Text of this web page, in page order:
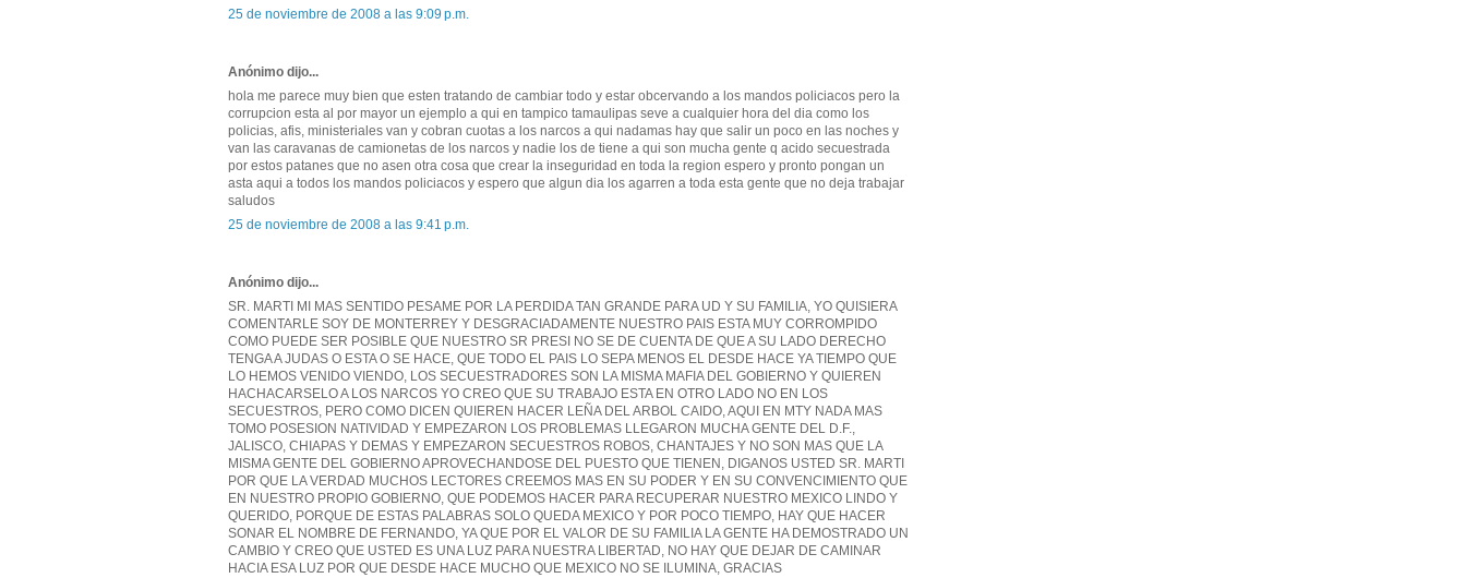
25 de noviembre de 2008 a las 9:09 p.m.
Anónimo dijo...
hola me parece muy bien que esten tratando de cambiar todo y estar obcervando a los mandos policiacos pero la
corrupcion esta al por mayor un ejemplo a qui en tampico tamaulipas seve a cualquier hora del dia como los
policias, afis, ministeriales van y cobran cuotas a los narcos a qui nadamas hay que salir un poco en las noches y
van las caravanas de camionetas de los narcos y nadie los de tiene a qui son mucha gente q acido secuestrada
por estos patanes que no asen otra cosa que crear la inseguridad en toda la region espero y pronto pongan un
asta aqui a todos los mandos policiacos y espero que algun dia los agarren a toda esta gente que no deja trabajar
saludos
25 de noviembre de 2008 a las 9:41 p.m.
Anónimo dijo...
SR. MARTI MI MAS SENTIDO PESAME POR LA PERDIDA TAN GRANDE PARA UD Y SU FAMILIA, YO QUISIERA
COMENTARLE SOY DE MONTERREY Y DESGRACIADAMENTE NUESTRO PAIS ESTA MUY CORROMPIDO
COMO PUEDE SER POSIBLE QUE NUESTRO SR PRESI NO SE DE CUENTA DE QUE A SU LADO DERECHO
TENGA A JUDAS O ESTA O SE HACE, QUE TODO EL PAIS LO SEPA MENOS EL DESDE HACE YA TIEMPO QUE
LO HEMOS VENIDO VIENDO, LOS SECUESTRADORES SON LA MISMA MAFIA DEL GOBIERNO Y QUIEREN
HACHACARSELO A LOS NARCOS YO CREO QUE SU TRABAJO ESTA EN OTRO LADO NO EN LOS
SECUESTROS, PERO COMO DICEN QUIEREN HACER LEÑA DEL ARBOL CAIDO, AQUI EN MTY NADA MAS
TOMO POSESION NATIVIDAD Y EMPEZARON LOS PROBLEMAS LLEGARON MUCHA GENTE DEL D.F.,
JALISCO, CHIAPAS Y DEMAS Y EMPEZARON SECUESTROS ROBOS, CHANTAJES Y NO SON MAS QUE LA
MISMA GENTE DEL GOBIERNO APROVECHANDOSE DEL PUESTO QUE TIENEN, DIGANOS USTED SR. MARTI
POR QUE LA VERDAD MUCHOS LECTORES CREEMOS MAS EN SU PODER Y EN SU CONVENCIMIENTO QUE
EN NUESTRO PROPIO GOBIERNO, QUE PODEMOS HACER PARA RECUPERAR NUESTRO MEXICO LINDO Y
QUERIDO, PORQUE DE ESTAS PALABRAS SOLO QUEDA MEXICO Y POR POCO TIEMPO, HAY QUE HACER
SONAR EL NOMBRE DE FERNANDO, YA QUE POR EL VALOR DE SU FAMILIA LA GENTE HA DEMOSTRADO UN
CAMBIO Y CREO QUE USTED ES UNA LUZ PARA NUESTRA LIBERTAD, NO HAY QUE DEJAR DE CAMINAR
HACIA ESA LUZ POR QUE DESDE HACE MUCHO QUE MEXICO NO SE ILUMINA, GRACIAS